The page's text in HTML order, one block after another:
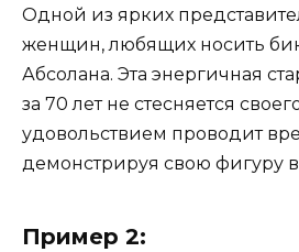
Одной из ярких
женщин, любящих носить
Абсолана. Эта энергичная
за 70 лет не стесняется
удовольствием проводит
демонстрируя свою фигуру
Пример 2: